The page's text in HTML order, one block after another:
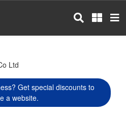
Ltd
Get special discounts to
a website.